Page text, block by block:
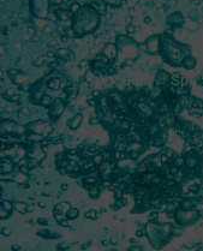
Accueil Spa